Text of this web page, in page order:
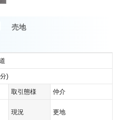
売地
道
)
取引態様 仲介
現況 更地